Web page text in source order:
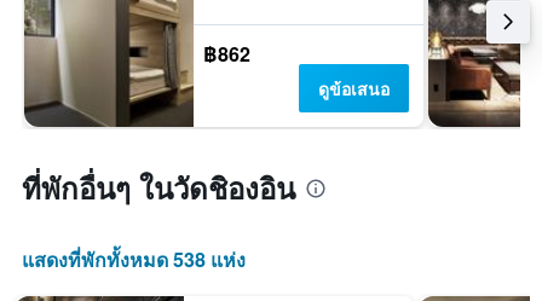
฿862
ดูข้อเสนอ
ที่พักอื่นๆ ในวัดชิองอิน
แสดงที่พักทั้งหมด 538 แห่ง